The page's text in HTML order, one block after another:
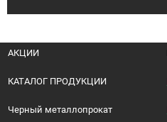
АКЦИИ
КАТАЛОГ ПРОДУКЦИИ
Черный металлопрокат